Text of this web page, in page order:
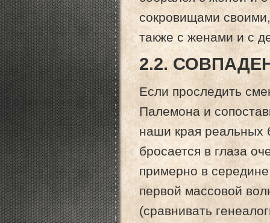
сокровищами
также с женами и с
2.2.
Если проследить
Палемона и
наши края реальных
бросается в глаза
примерно в середине
первой массовой
(сравнивать